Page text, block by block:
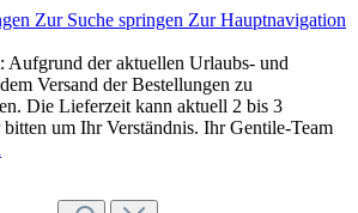
Zur Suche springen Zur Hauptnavigation
der aktuellen Urlaubs- und
Versand der Bestellungen zu
Die Lieferzeit kann aktuell 2 bis 3
um Ihr Verständnis. Ihr Gentile-Team